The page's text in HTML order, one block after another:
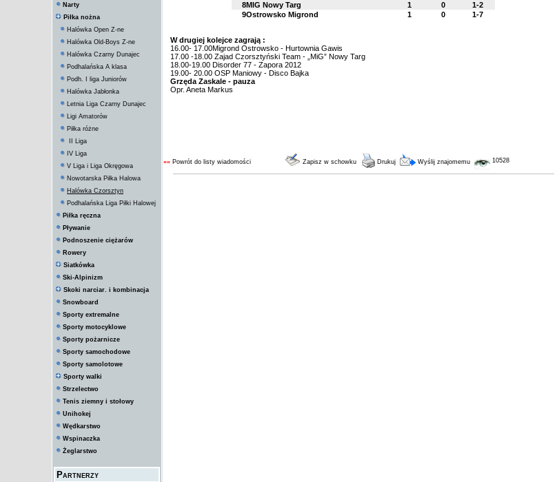
Narty
Piłka nożna
Halówka Open Z-ne
Halówka Old-Boys Z-ne
Halówka Czarny Dunajec
Podhalańska A klasa
Podh. I liga Juniorów
Halówka Jabłonka
Letnia Liga Czarny Dunajec
Ligi Amatorów
Piłka różne
II Liga
IV Liga
V Liga i Liga Okręgowa
Nowotarska Piłka Halowa
Halówka Czorsztyn
Podhalańska Liga Piłki Halowej
Piłka ręczna
Pływanie
Podnoszenie ciężarów
Rowery
Siatkówka
Ski-Alpinizm
Skoki narciar. i kombinacja
Snowboard
Sporty extremalne
Sporty motocyklowe
Sporty pożarnicze
Sporty samochodowe
Sporty samolotowe
Sporty walki
Strzelectwo
Tenis ziemny i stołowy
Unihokej
Wędkarstwo
Wspinaczka
Żeglarstwo
Partnerzy
8MIG Nowy Targ 1 0
1-2
9Ostrowsko Migrond 1 0 1-7
W drugiej kolejce zagrają :
16.00- 17.00Migrond Ostrowsko - Hurtownia Gawis
17.00 -18.00 Zajad Czorsztyński Team - „MiG” Nowy Targ
18.00-19.00 Disorder 77 - Zapora 2012
19.00- 20.00 OSP Maniowy - Disco Bajka
Grzęda Zaskale - pauza
Opr. Aneta Markus
«« Powrót do listy wiadomości Zapisz w schowku Drukuj Wyślij znajomemu 10528